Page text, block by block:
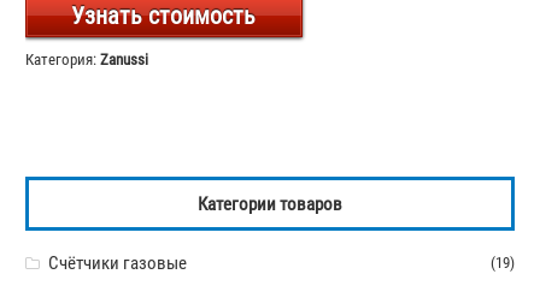
Узнать стоимость
Категория: Zanussi
Категории товаров
Счётчики газовые (19)